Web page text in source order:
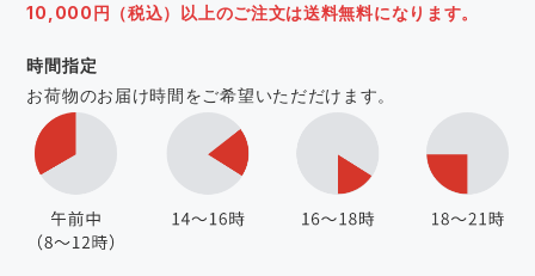
10,000円（税込）以上のご注文は送料無料になります。
時間指定
お荷物のお届け時間をご希望いただだけます。